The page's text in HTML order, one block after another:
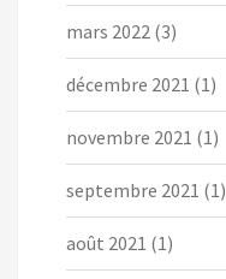
mars 2022 (3)
décembre 2021 (1)
novembre 2021 (1)
septembre 2021 (1)
août 2021 (1)